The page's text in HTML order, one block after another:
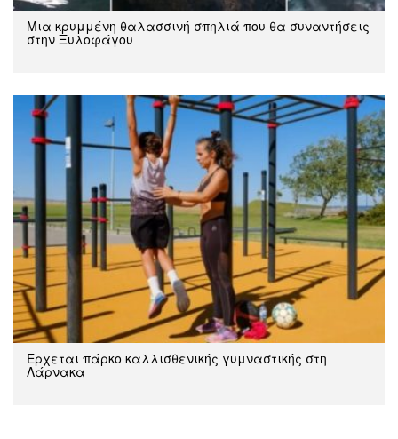
Μια κρυμμένη θαλασσινή σπηλιά που θα συναντήσεις
στην Ξυλοφάγου
Έρχεται πάρκο καλλισθενικής γυμναστικής στη
Λάρνακα